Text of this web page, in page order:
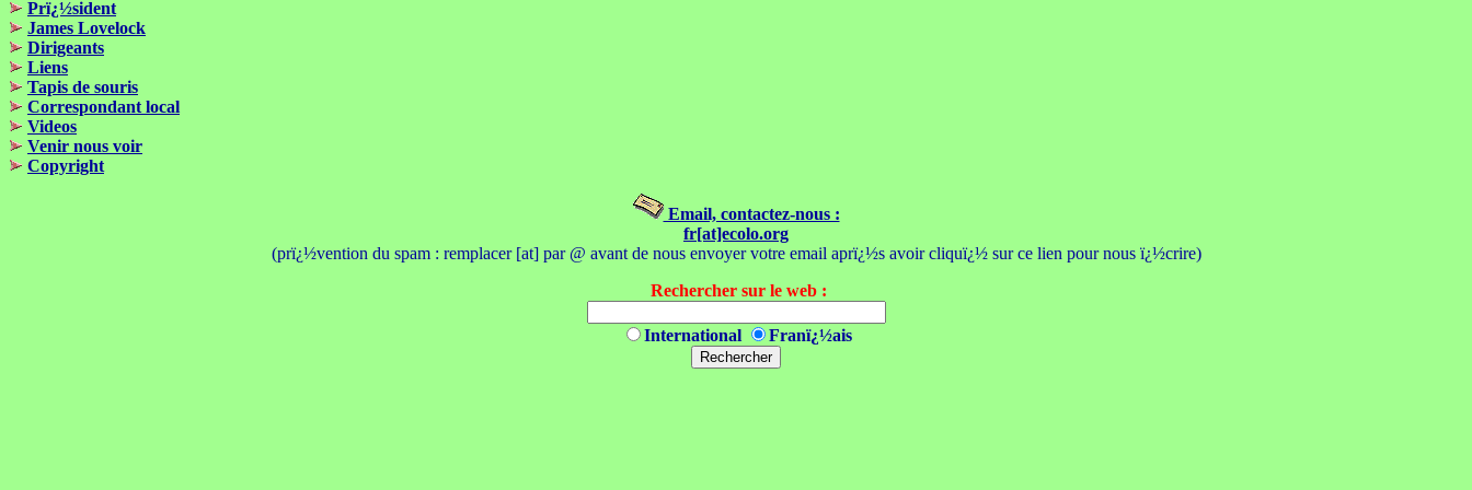
Prï¿½sident
James Lovelock
Dirigeants
Liens
Tapis de souris
Correspondant local
Videos
Venir nous voir
Copyright
Email, contactez-nous :
fr[at]ecolo.org
(prï¿½vention du spam : remplacer [at] par @ avant de nous envoyer votre email aprï¿½s avoir cliquï¿½ sur ce lien pour nous ï¿½crire)
Rechercher sur le web :
International Franï¿½ais